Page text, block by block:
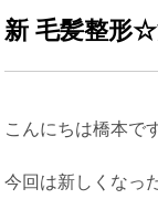
新 毛髪整形
こんにちは橋本で
今回は新しくなっ